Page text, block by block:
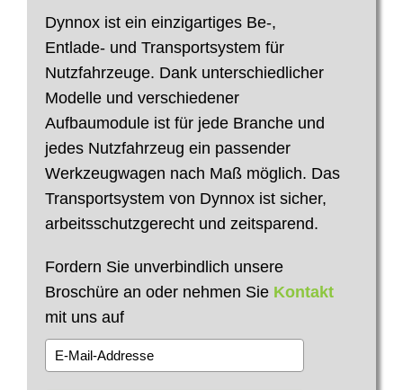
Dynnox ist ein einzigartiges Be-,
Entlade- und Transportsystem für
Nutzfahrzeuge. Dank unterschiedlicher
Modelle und verschiedener
Aufbaumodule ist für jede Branche und
jedes Nutzfahrzeug ein passender
Werkzeugwagen nach Maß möglich. Das
Transportsystem von Dynnox ist sicher,
arbeitsschutzgerecht und zeitsparend.
Fordern Sie unverbindlich unsere
Broschüre an oder nehmen Sie Kontakt
mit uns auf